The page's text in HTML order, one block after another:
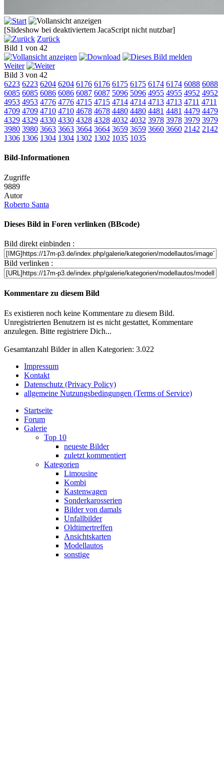
[Slideshow bei deaktiviertem JacaScript nicht nutzbar]
Zurück
Bild 1 von 42
Weiter
Bild 3 von 42
6223 6223 6204 6204 6176 6176 6175 6175 6174 6174 6088 6088
6085 6085 6086 6086 6087 6087 5096 5096 4955 4955 4952 4952
4953 4953 4776 4776 4715 4715 4714 4714 4713 4713 4711 4711
4709 4709 4710 4710 4678 4678 4480 4480 4481 4481 4479 4479
4329 4329 4330 4330 4328 4328 4032 4032 3978 3978 3979 3979
3980 3980 3663 3663 3664 3664 3659 3659 3660 3660 2142 2142
1306 1306 1304 1304 1302 1302 1035 1035
Bild-Informationen
Zugriffe
9889
Autor
Roberto Santa
Dieses Bild in Foren verlinken (BBcode)
Bild direkt einbinden :
Bild verlinken :
Kommentare zu diesem Bild
Es existieren noch keine Kommentare zu diesem Bild.
Unregistrierten Benutzern ist es nicht gestattet, Kommentare
anzulegen. Bitte registriere Dich...
Gesamtanzahl Bilder in allen Kategorien: 3.022
Impressum
Kontakt
Datenschutz (Privacy Policy)
allgemeine Nutzungsbedingungen (Terms of Service)
Startseite
Forum
Galerie
Top 10
neueste Bilder
zuletzt kommentiert
Kategorien
Limousine
Kombi
Kastenwagen
Sonderkarosserien
Bilder von damals
Unfallbilder
Oldtimertreffen
Ansichtskarten
Modellautos
sonstige